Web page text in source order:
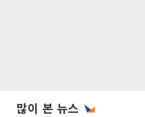
많이 본 뉴스